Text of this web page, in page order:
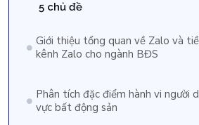
5 chủ đề
Giới thiệu tổng quan về Zalo và
kênh Zalo cho ngành BĐS
Phân tích đặc điểm hành vi người
vực bất động sản